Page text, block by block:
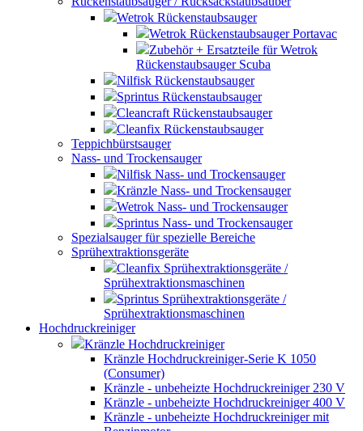
Wetrok Rückenstaubsauger
Wetrok Rückenstaubsauger Portavac
Zubehör + Ersatzteile für Wetrok
Rückenstaubsauger Scuba
Nilfisk Rückenstaubsauger
Sprintus Rückenstaubsauger
Cleancraft Rückenstaubsauger
Cleanfix Rückenstaubsauger
Teppichbürstsauger
Nass- und Trockensauger
Nilfisk Nass- und Trockensauger
Kränzle Nass- und Trockensauger
Wetrok Nass- und Trockensauger
Sprintus Nass- und Trockensauger
Spezialsauger für spezielle Bereiche
Sprühextraktionsgeräte
Cleanfix Sprühextraktionsgeräte /
Sprühextraktionsmaschinen
Sprintus Sprühextraktionsgeräte /
Sprühextraktionsmaschinen
Hochdruckreiniger
Kränzle Hochdruckreiniger
Kränzle Hochdruckreiniger-Serie K 1050
(Consumer)
Kränzle - unbeheizte Hochdruckreiniger 230 V
Kränzle - unbeheizte Hochdruckreiniger 400 V
Kränzle - unbeheizte Hochdruckreiniger mit